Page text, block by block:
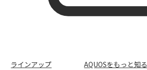
ラインアップ AQUOSをもっと知る